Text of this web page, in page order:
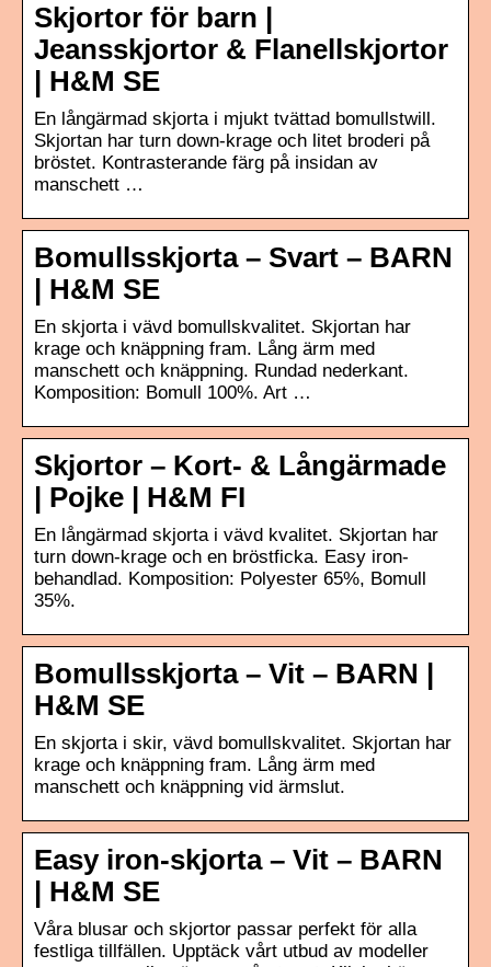
Skjortor för barn |
Jeansskjortor & Flanellskjortor
| H&M SE
En långärmad skjorta i mjukt tvättad bomullstwill.
Skjortan har turn down-krage och litet broderi på
bröstet. Kontrasterande färg på insidan av
manschett …
Bomullsskjorta – Svart – BARN
| H&M SE
En skjorta i vävd bomullskvalitet. Skjortan har
krage och knäppning fram. Lång ärm med
manschett och knäppning. Rundad nederkant.
Komposition: Bomull 100%. Art …
Skjortor – Kort- & Långärmade
| Pojke | H&M FI
En långärmad skjorta i vävd kvalitet. Skjortan har
turn down-krage och en bröstficka. Easy iron-
behandlad. Komposition: Polyester 65%, Bomull
35%.
Bomullsskjorta – Vit – BARN |
H&M SE
En skjorta i skir, vävd bomullskvalitet. Skjortan har
krage och knäppning fram. Lång ärm med
manschett och knäppning vid ärmslut.
Easy iron-skjorta – Vit – BARN
| H&M SE
Våra blusar och skjortor passar perfekt för alla
festliga tillfällen. Upptäck vårt utbud av modeller